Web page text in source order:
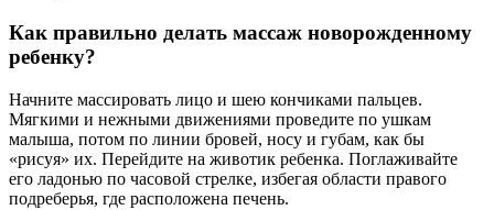
Как правильно делать массаж новорожденному
ребенку?
Начните массировать лицо и шею кончиками пальцев.
Мягкими и нежными движениями проведите по ушкам
малыша, потом по линии бровей, носу и губам, как бы
«рисуя» их. Перейдите на животик ребенка. Поглаживайте
его ладонью по часовой стрелке, избегая области правого
подреберья, где расположена печень.